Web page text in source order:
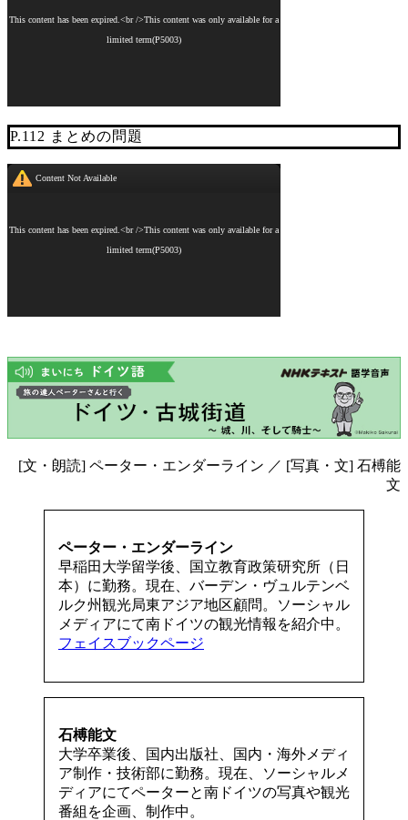
P.112 まとめの問題
[文・朗読] ペーター・エンダーライン ／ [写真・文] 石榑能
文
ペーター・エンダーライン
早稲田大学留学後、国立教育政策研究所（日
本）に勤務。現在、バーデン・ヴュルテンベ
ルク州観光局東アジア地区顧問。ソーシャル
メディアにて南ドイツの観光情報を紹介中。
フェイスブックページ
石榑能文
大学卒業後、国内出版社、国内・海外メディ
ア制作・技術部に勤務。現在、ソーシャルメ
ディアにてペーターと南ドイツの写真や観光
番組を企画、制作中。